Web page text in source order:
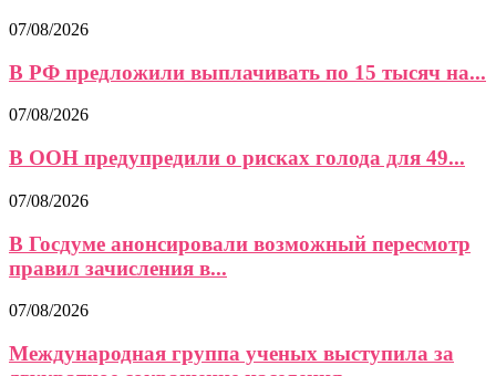
07/08/2026
В РФ предложили выплачивать по 15 тысяч на...
07/08/2026
В ООН предупредили о рисках голода для 49...
07/08/2026
В Госдуме анонсировали возможный пересмотр
правил зачисления в...
07/08/2026
Международная группа ученых выступила за